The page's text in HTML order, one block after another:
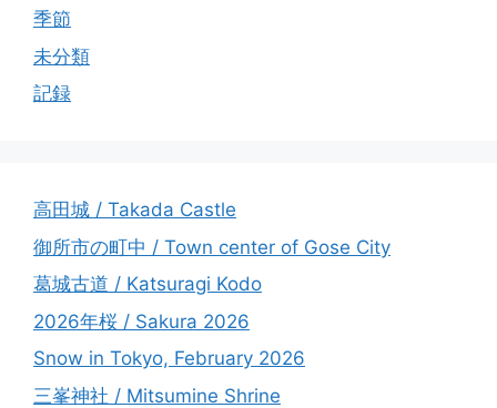
季節
未分類
記録
高田城 / Takada Castle
御所市の町中 / Town center of Gose City
葛城古道 / Katsuragi Kodo
2026年桜 / Sakura 2026
Snow in Tokyo, February 2026
三峯神社 / Mitsumine Shrine